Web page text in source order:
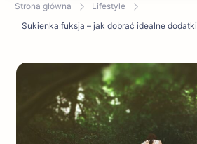
Strona główna
Lifestyle
Sukienka fuksja – jak dobrać idealne dodatki